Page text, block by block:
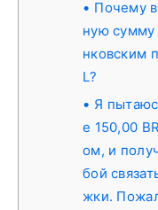
Почему
ную сумму
нковским
L?
Я
е 150,00
ом, и
бой
жки.